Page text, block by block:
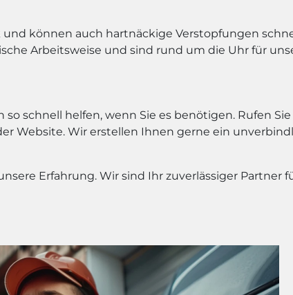
können auch hartnäckige Verstopfungen
Arbeitsweise und sind rund um die Uhr für
schnell helfen, wenn Sie es benötigen. Rufen
Website. Wir erstellen Ihnen gerne ein
Erfahrung. Wir sind Ihr zuverlässiger Partner